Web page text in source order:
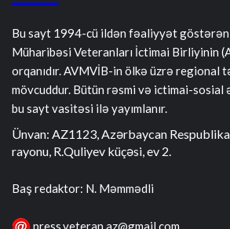
Bu sayt 1994-cü ildən fəaliyyət
Müharibəsi Veteranları İctimai Birliyinin
orqanıdır. AVMVİB-in ölkə üzrə regional
mövcuddur. Bütün rəsmi və ictimai-
bu sayt vasitəsi ilə yayımlanır.
Ünvan: AZ1123, Azərbaycan
rayonu, R.Quliyev küçəsi, ev 2.
Baş redaktor: N. Məmmədli
press.veteran.az@gmail.com